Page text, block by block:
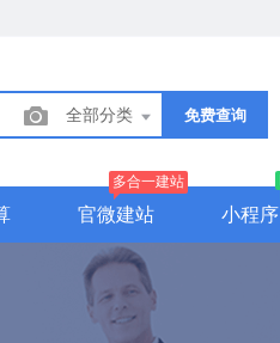
全部分类 免费查询
官微建站
多合一建站
小程序